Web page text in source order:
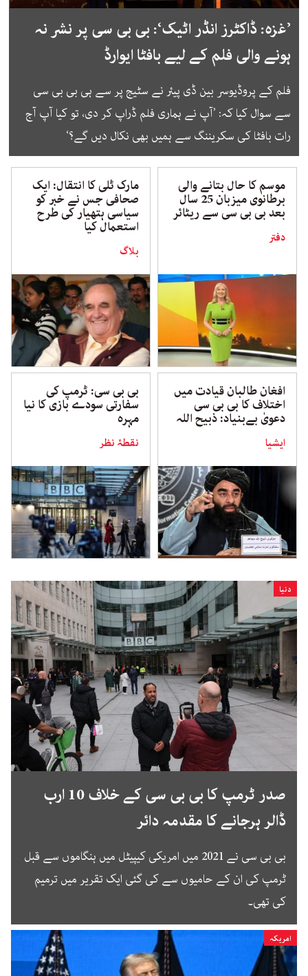
’غزہ: ڈاکٹرز انڈر اٹیک‘: بی بی سی پر نشر نہ
ہونے والی فلم کے لیے بافٹا ایوارڈ
فلم کے پروڈیوسر بین ڈی پیئر نے سٹیج پر سے ہی بی بی سی
سے سوال کیا کہ: ’آپ نے ہماری فلم ڈراپ کر دی، تو کیا آپ آج
رات بافٹا کی سکریننگ سے ہمیں بھی نکال دیں گے؟‘
موسم کا حال بتانے والی
برطانوی میزبان 25 سال
بعد بی بی سی سے ریٹائر
دفتر
مارک ٹلی کا انتقال: ایک
صحافی جس نے خبر کو
سیاسی ہتھیار کی طرح
استعمال کیا
بلاگ
افغان طالبان قیادت میں
اختلاف کا بی بی سی
دعویٰ بےبنیاد: ذبیح اللہ
ایشیا
بی بی سی: ٹرمپ کی
سفارتی سودے بازی کا نیا
مہرہ
نقطۂ نظر
دنیا
صدر ٹرمپ کا بی بی سی کے خلاف 10 ارب
ڈالر ہرجانے کا مقدمہ دائر
بی بی سی نے 2021 میں امریکی کیپیٹل میں ہنگاموں سے قبل
ٹرمپ کی ان کے حامیوں سے کی گئی ایک تقریر میں ترمیم
کی تھی۔
امریکہ